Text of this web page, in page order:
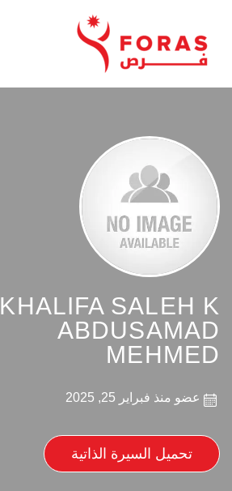
KHALIFA SALEH K
ABDUSAMAD
MEHMED
عضو منذ فبراير 25, 2025
تحميل السيرة الذاتية